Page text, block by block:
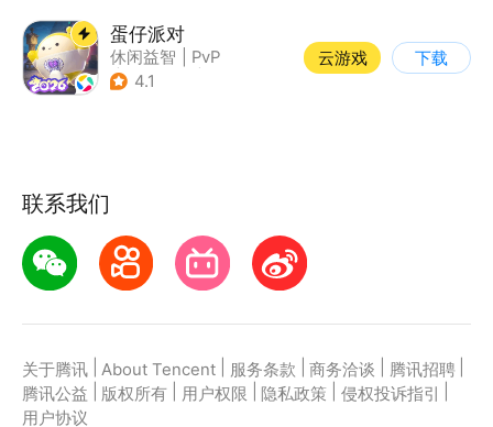
蛋仔派对
休闲益智
PvP
| 派对游戏
4.1
云游戏 下载
联系我们
关于腾讯 About Tencent 服务条款 商务洽谈 腾讯招聘
腾讯公益
版权所有 用户权限 隐私政策 侵权投诉指引
用户协议